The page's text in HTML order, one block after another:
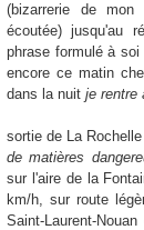
(bizarrerie de
écoutée) jusqu'au
phrase formulé à
encore ce matin
dans la nuit je rentre
sortie de La
de matières
sur l'aire de la
km/h, sur route
Saint-Laurent-